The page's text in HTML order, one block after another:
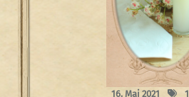
16. Mai 2021